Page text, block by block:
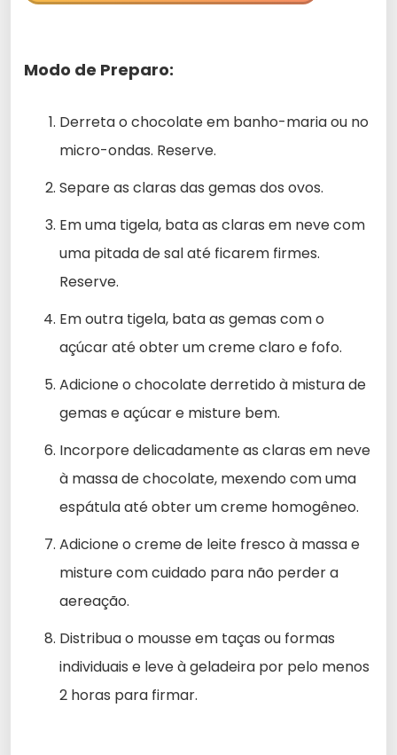
Modo de Preparo:
Derreta o chocolate em banho-maria ou no
micro-ondas. Reserve.
Separe as claras das gemas dos ovos.
Em uma tigela, bata as claras em neve com
uma pitada de sal até ficarem firmes.
Reserve.
Em outra tigela, bata as gemas com o
açúcar até obter um creme claro e fofo.
Adicione o chocolate derretido à mistura de
gemas e açúcar e misture bem.
Incorpore delicadamente as claras em neve
à massa de chocolate, mexendo com uma
espátula até obter um creme homogêneo.
Adicione o creme de leite fresco à massa e
misture com cuidado para não perder a
aereação.
Distribua o mousse em taças ou formas
individuais e leve à geladeira por pelo menos
2 horas para firmar.